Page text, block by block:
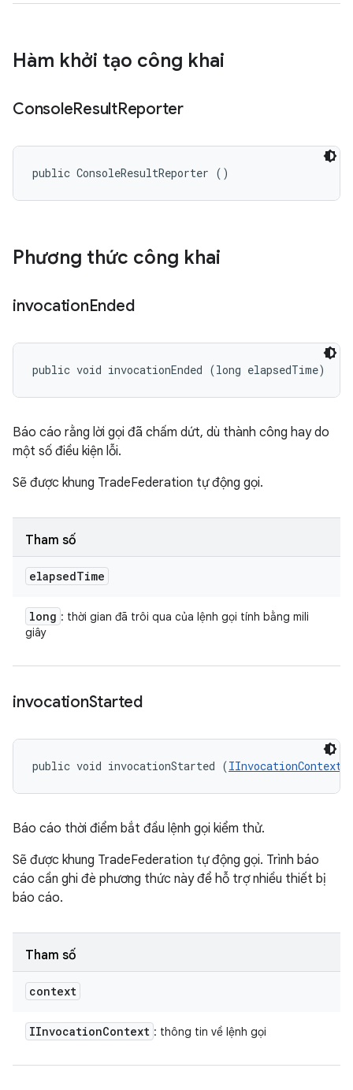
Hàm khởi tạo công khai
ConsoleResultReporter
public ConsoleResultReporter ()
Phương thức công khai
invocationEnded
public void invocationEnded (long elapsedTime)
Báo cáo rằng lời gọi đã chấm dứt, dù thành công hay do
một số điều kiện lỗi.
Sẽ được khung TradeFederation tự động gọi.
Tham số
elapsedTime
long : thời gian đã trôi qua của lệnh gọi tính bằng mili
giây
invocationStarted
public void invocationStarted (IInvocationContext
Báo cáo thời điểm bắt đầu lệnh gọi kiểm thử.
Sẽ được khung TradeFederation tự động gọi. Trình báo
cáo cần ghi đè phương thức này để hỗ trợ nhiều thiết bị
báo cáo.
Tham số
context
IInvocationContext : thông tin về lệnh gọi